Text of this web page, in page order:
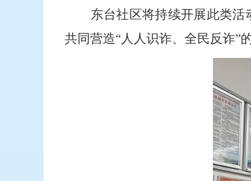
东台社区将持续开展此类活
共同营造“人人识诈、全民反诈”